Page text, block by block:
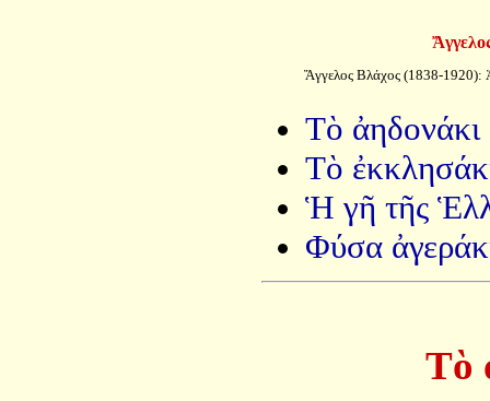
Ἄγγελος Βλάχος (1838-1920):
Τὸ ἀηδονάκι
Τὸ
Ἡ γῆ τῆς
Φύσα
Τὸ